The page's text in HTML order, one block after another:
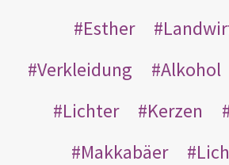
Esther
Verkleidung
Alkohol
Lichter
Kerzen
Makkabäer